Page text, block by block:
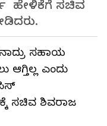
ಹೇಳಿಕೆಗೆ ಸಚಿವ
ಸಹಾಯ
ಆಗ್ತಿಲ್ಲ ಎಂದು
ಸಚಿವ ಶಿವರಾಜ